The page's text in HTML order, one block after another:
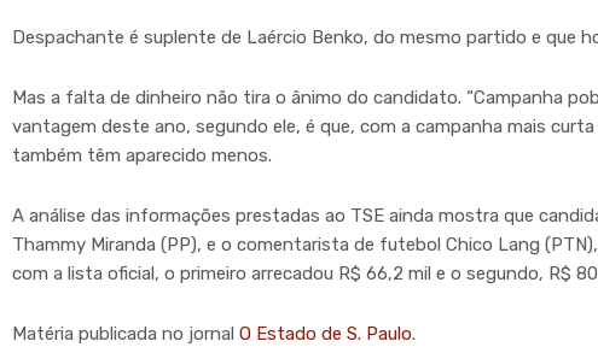
Despachante é suplente de Laércio Benko, do mesmo partido e que
Mas a falta de dinheiro não tira o ânimo do candidato. “Campanha
vantagem deste ano, segundo ele, é que, com a campanha mais
também têm aparecido menos.
A análise das informações prestadas ao TSE ainda mostra que
Thammy Miranda (PP), e o comentarista de futebol Chico Lang
com a lista oficial, o primeiro arrecadou R$ 66,2 mil e o segundo, R$
Matéria publicada no jornal O Estado de S. Paulo.